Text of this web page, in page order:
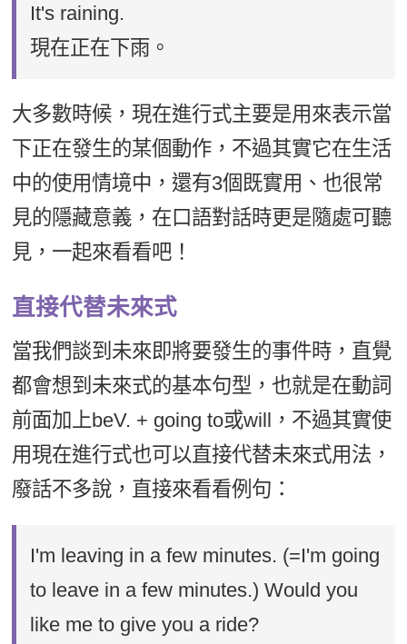
It's raining.
現在正在下雨。
大多數時候，現在進行式主要是用來表示當
下正在發生的某個動作，不過其實它在生活
中的使用情境中，還有3個既實用、也很常
見的隱藏意義，在口語對話時更是隨處可聽
見，一起來看看吧！
直接代替未來式
當我們談到未來即將要發生的事件時，直覺
都會想到未來式的基本句型，也就是在動詞
前面加上beV. + going to或will，不過其實使
用現在進行式也可以直接代替未來式用法，
廢話不多說，直接來看看例句：
I'm leaving in a few minutes. (=I'm going
to leave in a few minutes.) Would you
like me to give you a ride?